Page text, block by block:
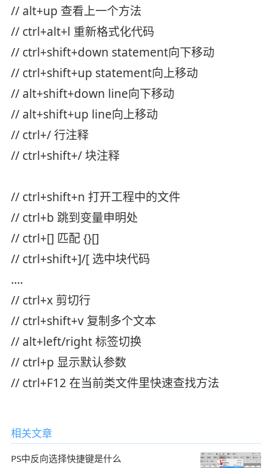
// alt+up 查看上一个方法
// ctrl+alt+l 重新格式化代码
// ctrl+shift+down statement向下移动
// ctrl+shift+up statement向上移动
// alt+shift+down line向下移动
// alt+shift+up line向上移动
// ctrl+/ 行注释
// ctrl+shift+/ 块注释
// ctrl+shift+n 打开工程中的文件
// ctrl+b 跳到变量申明处
// ctrl+[] 匹配 {}[]
// ctrl+shift+]/[ 选中块代码
….
// ctrl+x 剪切行
// ctrl+shift+v 复制多个文本
// alt+left/right 标签切换
// ctrl+p 显示默认参数
// ctrl+F12 在当前类文件里快速查找方法
相关文章
PS中反向选择快捷键是什么